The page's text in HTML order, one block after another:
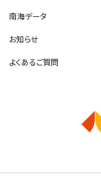
南海データ
お知らせ
よくあるご質問